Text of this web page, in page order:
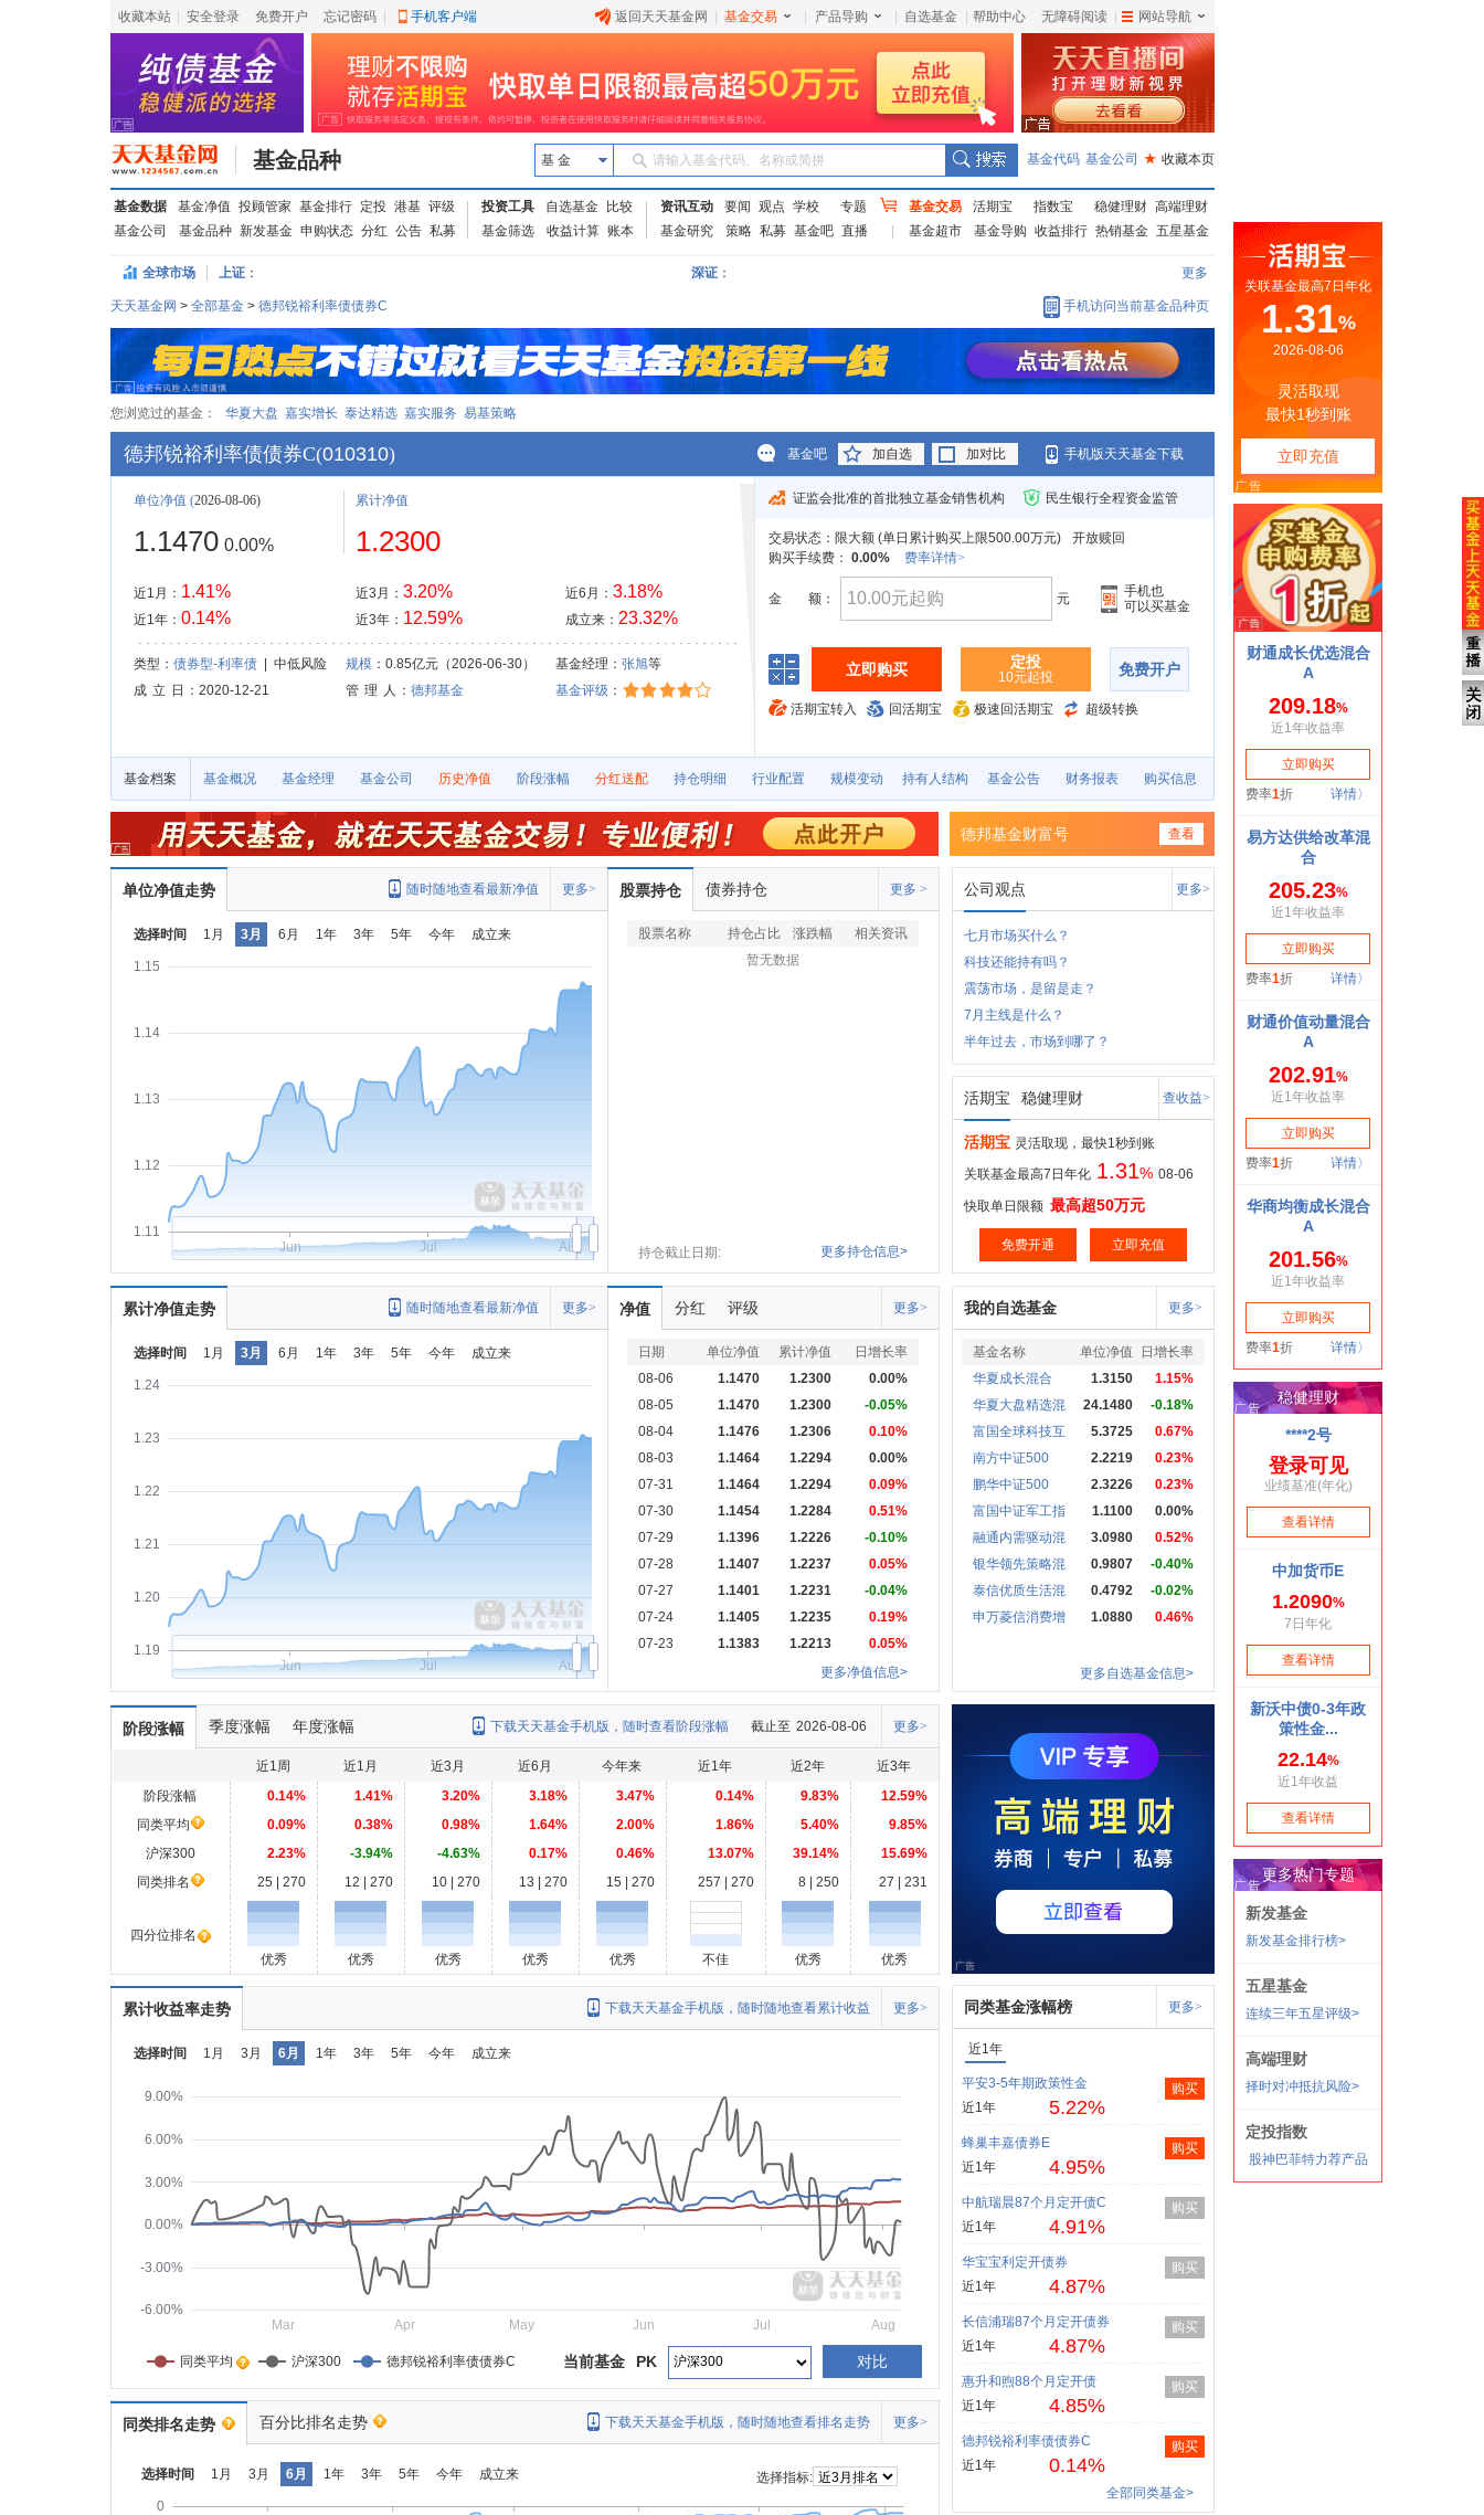
收藏本站 安全登录 免费开户 忘记密码 手机客户端 返回天天基金网 基金交易 产品导购 自选基金 帮助中心 无障碍阅读 网站导航
基金品种 基 金 请输入基金代码、名称或简拼 基金代码 基金公司 ★ 收藏本页
基金数据 基金净值 投顾管家 基金排行 定投 港基 评级
基金公司
基金品种 新发基金 申购状态 分红 公告 私募
投资工具 自选基金
比较
基金筛选
收益计算 账本
资讯互动 要闻 观点 学校
专题
基金研究
策略 私募 基金吧 直播
基金交易 活期宝 指数宝 稳健理财 高端理财
基金超市
基金导购 收益排行 热销基金 五星基金
全球市场 上证： 深证： 更多
天天基金网 > 全部基金 > 德邦锐裕利率债债券C 手机访问当前基金品种页
您浏览过的基金： 华夏大盘 嘉实增长 泰达精选 嘉实服务 易基策略
德邦锐裕利率债债券C(010310) 基金吧 加自选 加对比 手机版天天基金下载
单位净值 (2026-08-06)
1.1470 0.00%
近1月： 1.41%
近1年： 0.14%
累计净值
1.2300
近3月： 3.20%
近3年： 12.59%
近6月： 3.18%
成立来： 23.32%
类型： 债券型-利率债| 中低风险 规模：0.85亿元（2026-06-30） 基金经理： 张旭等
成 立 日
：2020-12-21 管 理 人 ： 德邦基金 基金评级 ：
证监会批准的首批独立基金销售机构 民生银行全程资金监管
交易状态： 限大额 (单日累计购买上限500.00万元)
开放赎回
购买手续费： 0.00% 费率详情>
金 额： 元
手机也
可以买基金
立即购买 定投
10元起投 免费开户
活期宝转入 回活期宝 极速回活期宝 超级转换
基金档案 基金概况 基金经理 基金公司 历史净值 阶段涨幅 分红送配 持仓明细 行业配置 规模变动 持有人结构 基金公告 财务报表 购买信息
德邦基金财富号 查看
单位净值走势 更多>
随时随地查看最新净值
选择时间 1月 3月 6月 1年 3年 5年 今年 成立来
1.11
1.12
1.13
1.14
1.15
Jun Jul Aug
股票持仓 债券持仓 更多 >
股票名称 持仓占比 涨跌幅
相关资讯
暂无数据
持仓截止日期: 更多持仓信息>
公司观点 更多>
七月市场买什么？
科技还能持有吗？
震荡市场，是留是走？
7月主线是什么？
半年过去，市场到哪了？
活期宝 稳健理财 查收益>
活期宝 灵活取现，最快1秒到账
关联基金最高7日年化 1.31% 08-06
快取单日限额 最高超50万元
免费开通 立即充值
累计净值走势 更多>
随时随地查看最新净值
选择时间 1月 3月 6月 1年 3年 5年 今年 成立来
1.19
1.20
1.21
1.22
1.23
1.24
Jun Jul Aug
净值 分红 评级 更多>
日期 单位净值 累计净值
日增长率
08-06
1.1470 1.2300
0.00%
08-05
1.1470 1.2300
-0.05%
08-04
1.1476 1.2306
0.10%
08-03
1.1464 1.2294
0.00%
07-31
1.1464 1.2294
0.09%
07-30
1.1454 1.2284
0.51%
07-29
1.1396 1.2226
-0.10%
07-28
1.1407 1.2237
0.05%
07-27
1.1401 1.2231
-0.04%
07-24
1.1405 1.2235
0.19%
07-23
1.1383 1.2213
0.05%
更多净值信息>
我的自选基金 更多>
基金名称 单位净值
日增长率
华夏成长混合
1.3150
1.15%
华夏大盘精选混
24.1480
-0.18%
富国全球科技互
5.3725
0.67%
南方中证500
2.2219
0.23%
鹏华中证500
2.3226
0.23%
富国中证军工指
1.1100
0.00%
融通内需驱动混
3.0980
0.52%
银华领先策略混
0.9807
-0.40%
泰信优质生活混
0.4792
-0.02%
申万菱信消费增
1.0880 0.46%
更多自选基金信息>
阶段涨幅 季度涨幅 年度涨幅 更多>
截止至 2026-08-06
下载天天基金手机版，随时查看阶段涨幅
近1周 近1月 近3月 近6月 今年来 近1年 近2年
近3年
阶段涨幅
0.14% 1.41% 3.20% 3.18% 3.47% 0.14% 9.83%
12.59%
同类平均
0.09% 0.38% 0.98% 1.64% 2.00% 1.86% 5.40%
9.85%
沪深300
2.23% -3.94% -4.63% 0.17% 0.46% 13.07% 39.14%
15.69%
同类排名
25 | 270 12 | 270 10 | 270 13 | 270 15 | 270 257 | 270 8 | 250 27 | 231
四分位排名
优秀
优秀 优秀 优秀 优秀 不佳 优秀 优秀
累计收益率走势 更多>
下载天天基金手机版，随时随地查看累计收益
选择时间 1月 3月 6月 1年 3年 5年 今年 成立来
-6.00%
-3.00%
0.00%
3.00%
6.00%
9.00%
Mar Apr May Jun Jul Aug
同类平均 沪深300 德邦锐裕利率债债券C 对比
PK
当前基金
同类排名走势 百分比排名走势 更多>
下载天天基金手机版，随时随地查看排名走势
选择时间 1月 3月 6月 1年 3年 5年 今年 成立来
选择指标:
0
同类基金涨幅榜 更多>
近1年
平安3-5年期政策性金
近1年
5.22%
购买
蜂巢丰嘉债券E
近1年
4.95%
购买
中航瑞晨87个月定开债C
近1年
4.91%
购买
华宝宝利定开债券
近1年
4.87%
购买
长信浦瑞87个月定开债券
近1年
4.87%
购买
惠升和煦88个月定开债
近1年
4.85%
购买
德邦锐裕利率债债券C
近1年
0.14%
购买
全部同类基金>